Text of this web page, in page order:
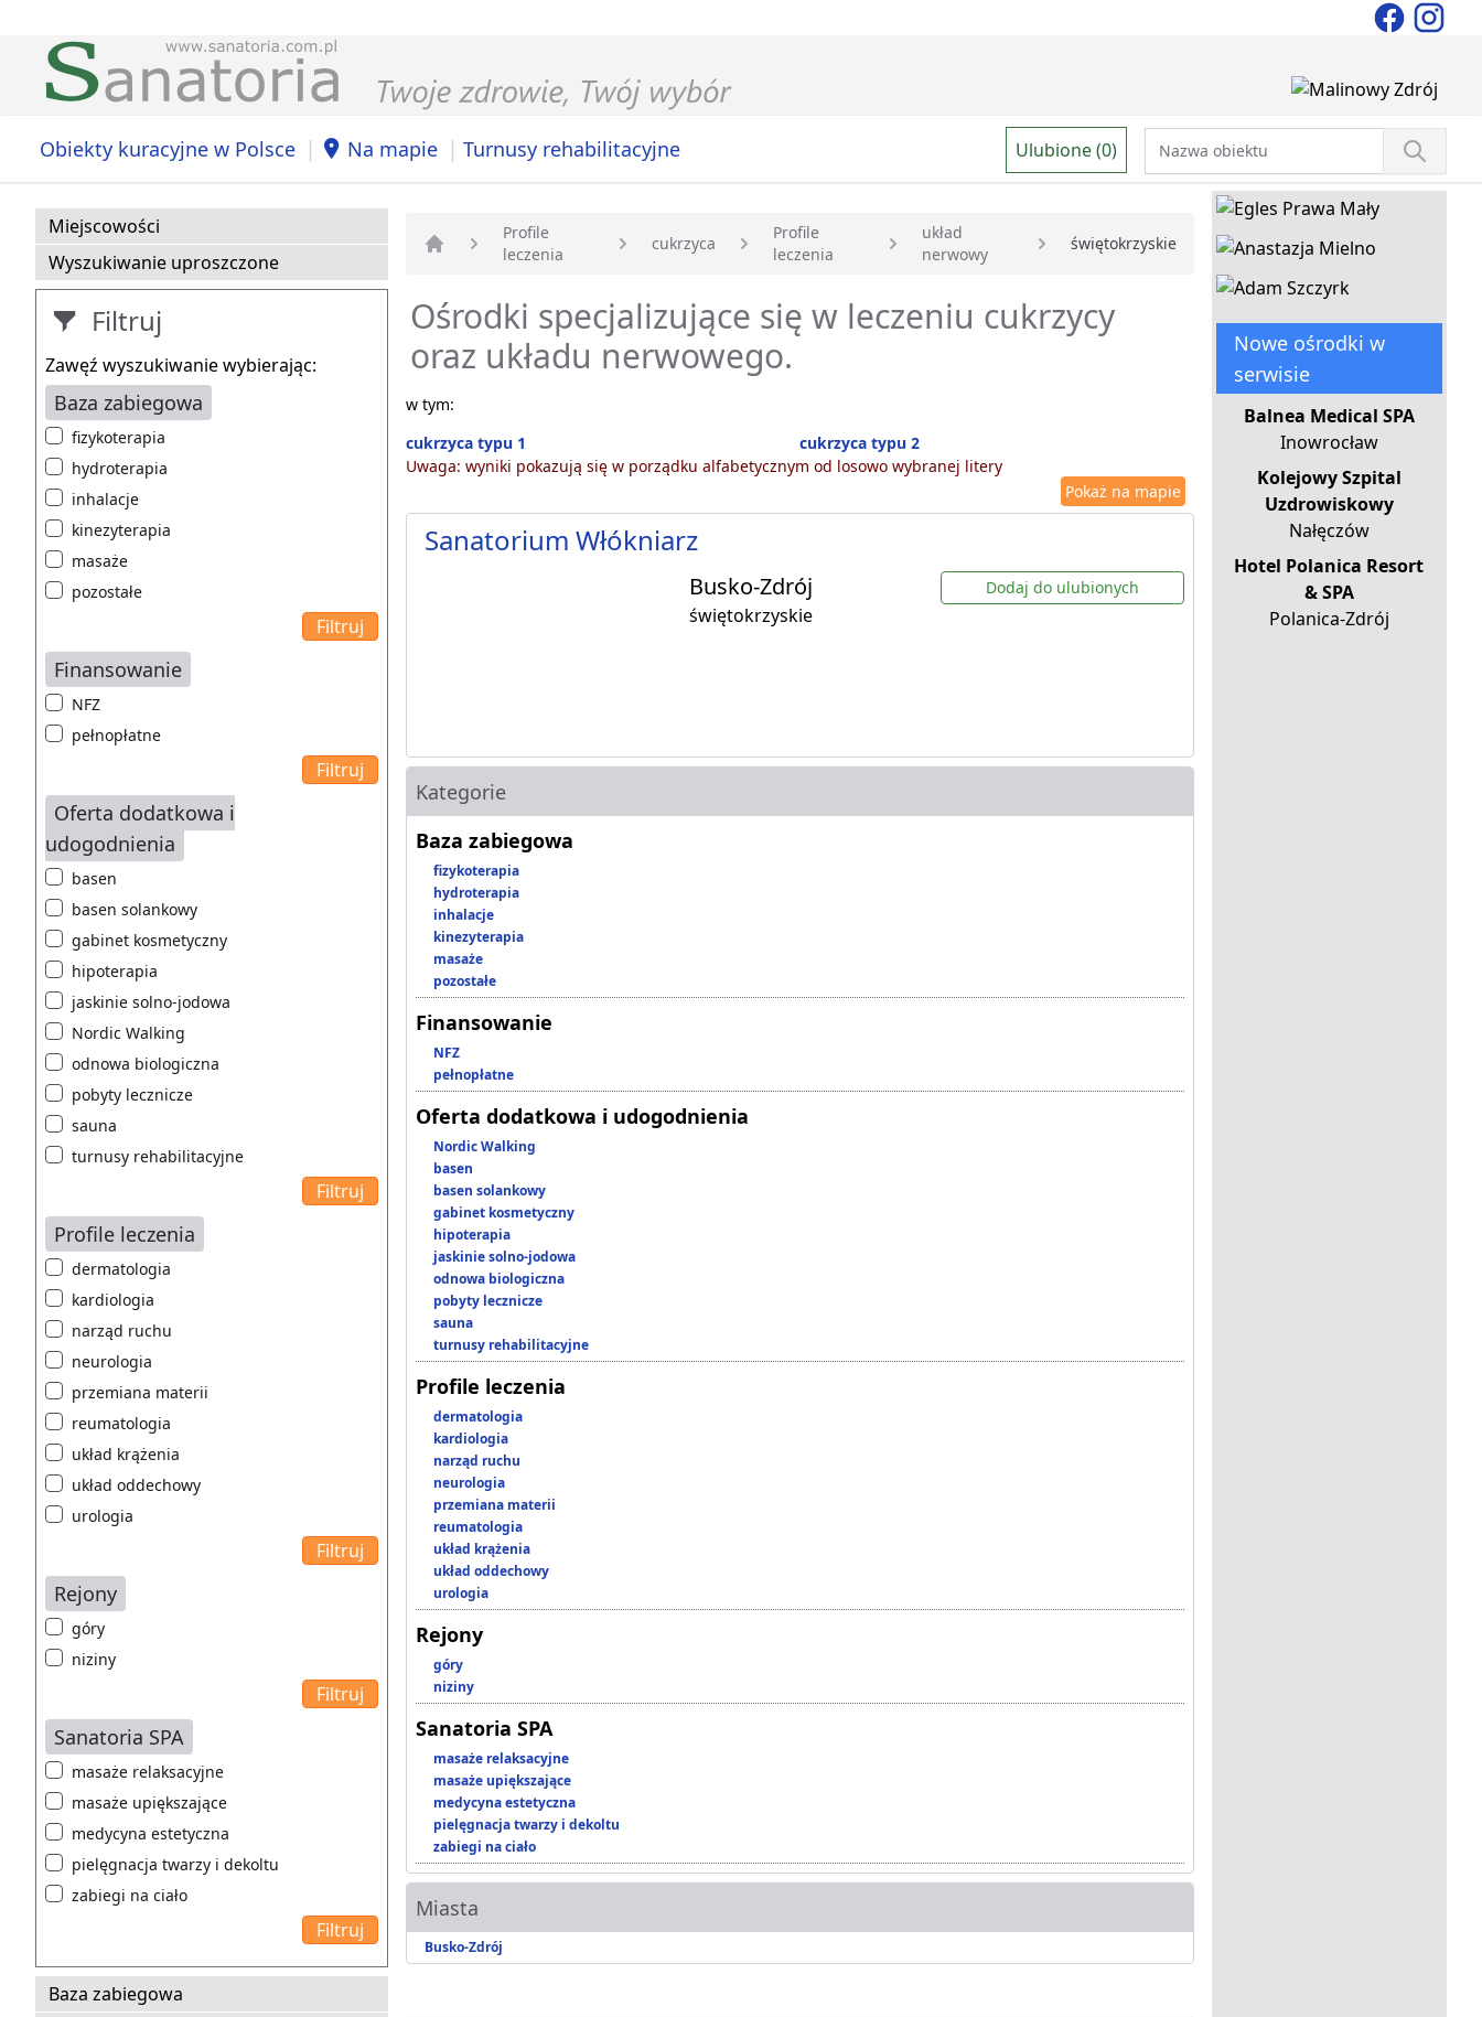
Obiekty kuracyjne w Polsce | Na mapie | Turnusy rehabilitacyjne Ulubione (0)
Miejscowości
Wyszukiwanie uproszczone
Filtruj
Zawęź wyszukiwanie wybierając:
Baza zabiegowa
fizykoterapia
hydroterapia
inhalacje
kinezyterapia
masaże
pozostałe
Finansowanie
NFZ
pełnopłatne
Oferta dodatkowa i
udogodnienia
basen
basen solankowy
gabinet kosmetyczny
hipoterapia
jaskinie solno-jodowa
Nordic Walking
odnowa biologiczna
pobyty lecznicze
sauna
turnusy rehabilitacyjne
Profile leczenia
dermatologia
kardiologia
narząd ruchu
neurologia
przemiana materii
reumatologia
układ krążenia
układ oddechowy
urologia
Rejony
góry
niziny
Sanatoria SPA
masaże relaksacyjne
masaże upiększające
medycyna estetyczna
pielęgnacja twarzy i dekoltu
zabiegi na ciało
Baza zabiegowa
Strona główna
Profile
leczenia
cukrzyca
Profile
leczenia
układ
nerwowy
świętokrzyskie
Ośrodki specjalizujące się w leczeniu cukrzycy
oraz układu nerwowego.
w tym:
cukrzyca typu 1
cukrzyca typu 2
Uwaga: wyniki pokazują się w porządku alfabetycznym od losowo wybranej litery
Pokaż na mapie
Sanatorium Włókniarz
Busko-Zdrój
świętokrzyskie
Dodaj do ulubionych
Kategorie
Baza zabiegowa
fizykoterapia
hydroterapia
inhalacje
kinezyterapia
masaże
pozostałe
Finansowanie
NFZ
pełnopłatne
Oferta dodatkowa i udogodnienia
Nordic Walking
basen
basen solankowy
gabinet kosmetyczny
hipoterapia
jaskinie solno-jodowa
odnowa biologiczna
pobyty lecznicze
sauna
turnusy rehabilitacyjne
Profile leczenia
dermatologia
kardiologia
narząd ruchu
neurologia
przemiana materii
reumatologia
układ krążenia
układ oddechowy
urologia
Rejony
góry
niziny
Sanatoria SPA
masaże relaksacyjne
masaże upiększające
medycyna estetyczna
pielęgnacja twarzy i dekoltu
zabiegi na ciało
Miasta
Busko-Zdrój
Nowe ośrodki w
serwisie
Balnea Medical SPA
Inowrocław
Kolejowy Szpital
Uzdrowiskowy
Nałęczów
Hotel Polanica Resort
& SPA
Polanica-Zdrój